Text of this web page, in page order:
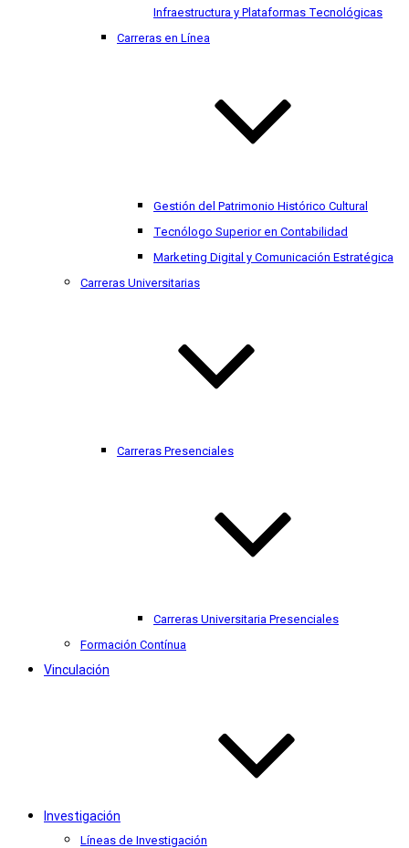
Infraestructura y Plataformas Tecnológicas
Carreras en Línea
Gestión del Patrimonio Histórico Cultural
Tecnólogo Superior en Contabilidad
Marketing Digital y Comunicación Estratégica
Carreras Universitarias
Carreras Presenciales
Carreras Universitaria Presenciales
Formación Contínua
Vinculación
Investigación
Líneas de Investigación